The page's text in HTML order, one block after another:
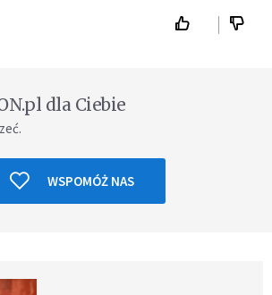
dla Ciebie
WSPOMÓŻ NAS